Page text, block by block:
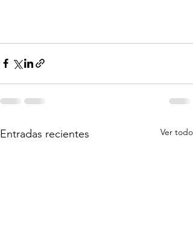
Entradas recientes Ver todo